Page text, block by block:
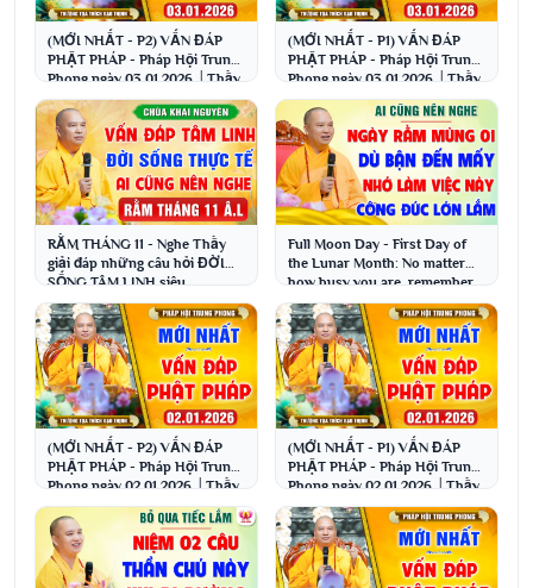
(MỚI NHẤT - P2) VẤN ĐÁP
PHẬT PHÁP - Pháp Hội Trung
Phong ngày 03.01.2026 │Thầy
Thích Đạo Thịnh
(MỚI NHẤT - P1) VẤN ĐÁP
PHẬT PHÁP - Pháp Hội Trung
Phong ngày 03.01.2026 │Thầy
Thích Đạo Thịnh
RẰM THÁNG 11 - Nghe Thầy
giải đáp những câu hỏi ĐỜI
SỐNG TÂM LINH siêu
hay│Thầy Thích Đạo Thịnh
Full Moon Day - First Day of
the Lunar Month: No matter
how busy you are, remember
to do this; it...
(MỚI NHẤT - P2) VẤN ĐÁP
PHẬT PHÁP - Pháp Hội Trung
Phong ngày 02.01.2026 │Thầy
Thích Đạo Thịnh
(MỚI NHẤT - P1) VẤN ĐÁP
PHẬT PHÁP - Pháp Hội Trung
Phong ngày 02.01.2026 │Thầy
Thích Đạo Thịnh